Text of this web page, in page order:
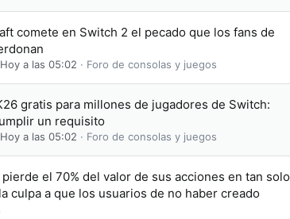
comete en Switch 2 el pecado que los fans de
Hoy a las 05:02 Foro de consolas y juegos
gratis para millones de jugadores de Switch:
un requisito
Hoy a las 05:02 Foro de consolas y juegos
pierde el 70% del valor de sus acciones en tan solo
culpa a que los usuarios de no haber creado